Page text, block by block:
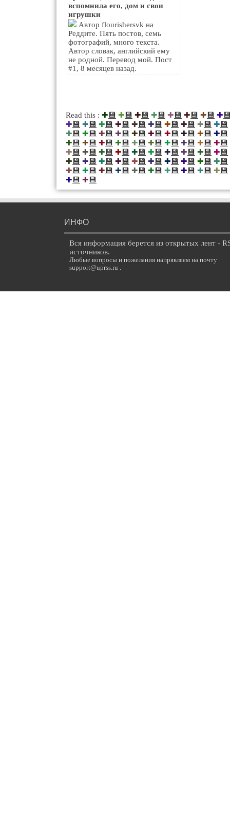
вспомнила его, дом и свои
игрушки
Реддите. Пять постов, семь
фотографий, много текста.
Автор словак, английский ему
не родной. Перевод мой. Пост
#1, 8 месяцев назад.
Read this : ✚💾 ✚💾 ✚💾 ✚💾 ✚💾 ✚💾 ✚💾 ✚
✚💾 ✚💾 ✚💾 ✚💾 ✚💾 ✚💾 ✚💾 ✚💾 ✚💾 ✚💾
✚💾 ✚💾 ✚💾 ✚💾 ✚💾 ✚💾 ✚💾 ✚💾 ✚💾 ✚💾
✚💾 ✚💾 ✚💾 ✚💾 ✚💾 ✚💾 ✚💾 ✚💾 ✚💾 ✚💾
✚💾 ✚💾 ✚💾 ✚💾 ✚💾 ✚💾 ✚💾 ✚💾 ✚💾 ✚💾
✚💾 ✚💾 ✚💾 ✚💾 ✚💾 ✚💾 ✚💾 ✚💾 ✚💾 ✚💾
✚💾 ✚💾 ✚💾 ✚💾 ✚💾 ✚💾 ✚💾 ✚💾 ✚💾 ✚💾
✚💾 ✚💾
ИНФО
Вся информация берется из открытых лент -
источников.
Любые вопросы и пожелания напрявляем на почту
support@uprss.ru .